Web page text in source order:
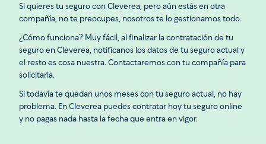
Si quieres tu seguro con Cleverea, pero aún estás en otra
compañía, no te preocupes, nosotros te lo gestionamos todo.
¿Cómo funciona? Muy fácil, al finalizar la contratación de tu
seguro en Cleverea, notifícanos los datos de tu seguro actual y
el resto es cosa nuestra. Contactaremos con tu compañía para
solicitarla.
Si todavía te quedan unos meses con tu seguro actual, no hay
problema. En Cleverea puedes contratar hoy tu seguro online
y no pagas nada hasta la fecha que entra en vigor.